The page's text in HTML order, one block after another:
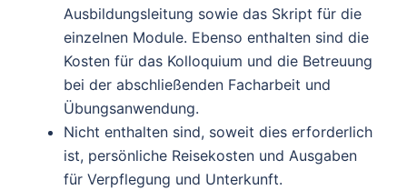
Ausbildungsleitung sowie das Skript für die
einzelnen Module. Ebenso enthalten sind die
Kosten für das Kolloquium und die Betreuung
bei der abschließenden Facharbeit und
Übungsanwendung.
Nicht enthalten sind, soweit dies erforderlich
ist, persönliche Reisekosten und Ausgaben
für Verpflegung und Unterkunft.